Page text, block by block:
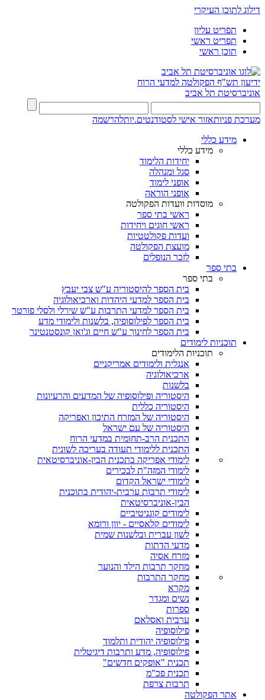
דילוג לתוכן העיקרי
תפריט עליון
תפריט ראשי
תוכן ראשי
ידיעון תש"ף הפקולטה למדעי הרוח
אוניברסיטת תל אביב
מערכת פניותאזור אישי לסטודנטים.יותלהרשמה
מידע כללי
מידע כללי
יחידות הלימוד
סגל ומנהלה
אופני לימוד
אופני הוראה
מוסדות וועדות הפקולטה
ראשי בתי ספר
ראשי חוגים ויחידות
ועדות פקולטטיות
מועצת הפקולטה
לזכר הנופלים
בתי ספר
בתי ספר
בית הספר להיסטוריה ע"ש צבי יעבץ
בית הספר למדעי היהדות וארכיאולוגיה
בית הספר למדעי התרבות ע"ש שירלי ולסלי פורטר
בית הספר לפילוסופיה, בלשנות ולימודי מדע
בית הספר לחינוך ע"ש חיים וג'ואן קונסטנטינר
תוכניות לימודים
תוכניות הלימודים
אנגלית ולימודים אמריקניים
ארכיאולוגיה
בלשנות
היסטוריה ופילוסופיה של המדעים והרעיונות
היסטוריה כללית
היסטוריה של המזרח התיכון ואפריקה
היסטוריה של עם ישראל
התכנית הרב-תחומית במדעי הרוח
התכנית ללימודי תעודה בעריכה לשונית
לימודי אפריקה בתכנית הבין-אוניברסיטאית
לימודי המזה"ת לבכירים
לימודי ישראל הקדום
לימודי תרבות ערבית-יהודית בתוכנית
הבין-אוניברסיטאית
לימודים קוגניטיביים
לימודים קלאסיים - יוון ורומא
לשון עברית ובלשנות שמית
מדעי הדתות
מזרח אסיה
מחקר תרבות הילד והנוער
מחקר התרבות
מקרא
נשים ומגדר
ספרות
ערבית ואסלאם
פילוסופיה
פילוסופיה יהודית ותלמוד
פילוסופיה, מדע ותרבות דיגיטלית
תכנית "אופקים חדשים"
תכנית פכ"מ
תרבות צרפת
אתר הפקולטה